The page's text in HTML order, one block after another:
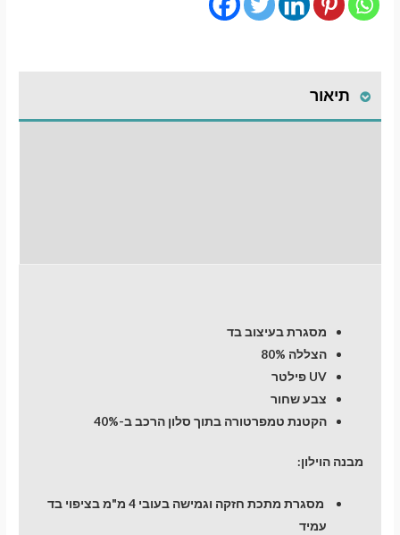
תיאור
מסגרת בעיצוב בד
הצללה 80%
UV פילטר
צבע שחור
הקטנת טמפרטורה בתוך סלון הרכב ב-40%
מבנה הוילון:
מסגרת מתכת חזקה וגמישה בעובי 4 מ"מ בציפוי בד
עמיד